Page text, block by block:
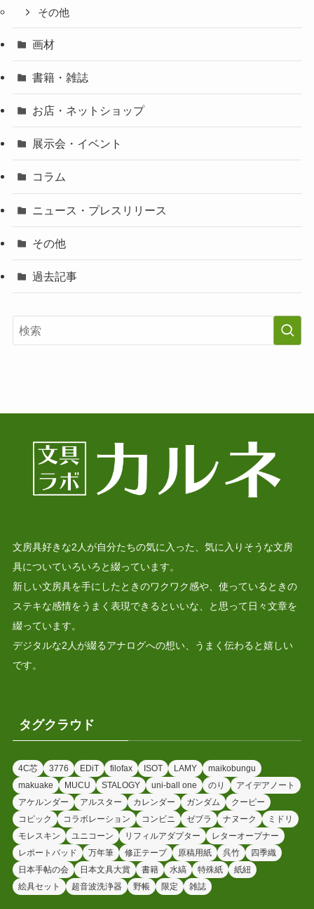
その他
画材
書籍・雑誌
お店・ネットショップ
展示会・イベント
コラム
ニュース・プレスリリース
その他
過去記事
文房具好きな2人が自分たちの気に入った、気に入りそうな文房
具についていろいろと綴っています。
新しい文房具を手にしたときのワクワク感や、使っているときの
ステキな感情をうまく表現できるといいな、と思って日々文章を
綴っています。
デジタルな2人が綴るアナログへの想い、うまく伝わると嬉しい
です。
タグクラウド
4C芯 3776 EDiT filofax ISOT LAMY
maikobungu
makuake
MUCU STALOGY uni-ball one のり
アイデアノート
アケルンダー
アルスター カレンダー ガンダム
クーピー
コピック
コラボレーション コンビニ ゼブラ ナヌーク
ミドリ
モレスキン
ユニコーン リフィルアダプター
レターオープナー
レポートパッド
万年筆 修正テープ 原稿用紙 呉竹
四季織
日本手帖の会
日本文具大賞 書籍 水縞 特殊紙
紙紐
絵具セット
超音波洗浄器 野帳 限定 雑誌